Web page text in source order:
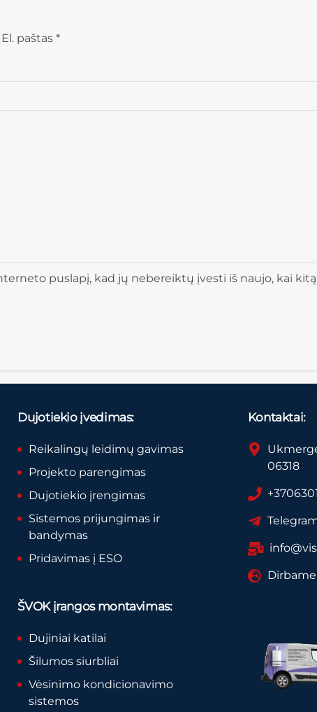
El. paštas *
puslapį, kad jų nebereiktų įvesti iš naujo, kai kitą
Dujotiekio įvedimas:
Reikalingų leidimų gavimas
Projekto parengimas
Dujotiekio įrengimas
Sistemos prijungimas ir
bandymas
Pridavimas į ESO
ŠVOK įrangos montavimas:
Dujiniai katilai
Šilumos siurbliai
Vėsinimo kondicionavimo
sistemos
Kontaktai:
06318